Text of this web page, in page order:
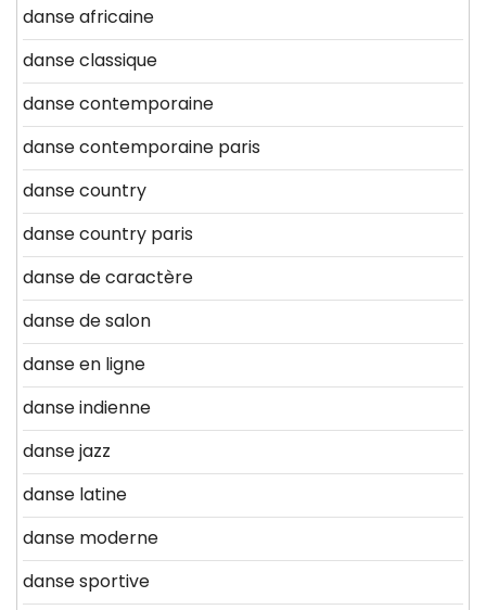
danse africaine
danse classique
danse contemporaine
danse contemporaine paris
danse country
danse country paris
danse de caractère
danse de salon
danse en ligne
danse indienne
danse jazz
danse latine
danse moderne
danse sportive